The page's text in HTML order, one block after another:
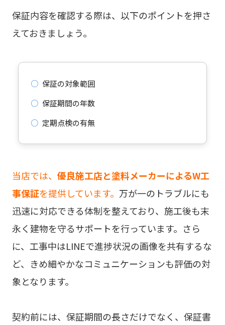
保証内容を確認する際は、以下のポイントを押さ
えておきましょう。
○ 保証の対象範囲
○ 保証期間の年数
○ 定期点検の有無
当店では、 優良施工店と塗料メーカーによるW工
事保証を提供しています。 万が一のトラブルにも
迅速に対応できる体制を整えており、施工後も末
永く建物を守るサポートを行っています。さら
に、工事中はLINEで進捗状況の画像を共有するな
ど、きめ細やかなコミュニケーションも評価の対
象となります。
契約前には、保証期間の長さだけでなく、保証書